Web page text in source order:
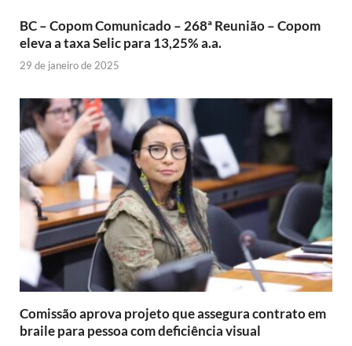
BC – Copom Comunicado – 268ª Reunião – Copom
eleva a taxa Selic para 13,25% a.a.
29 de janeiro de 2025
Comissão aprova projeto que assegura contrato em
braile para pessoa com deficiência visual